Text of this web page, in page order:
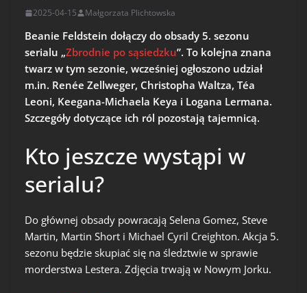
2025-04-15 Małgorzata Plichtowska
Beanie Feldstein dołączy do obsady 5. sezonu
serialu „Zbrodnie po sąsiedzku”. To kolejna znana
twarz w tym sezonie, wcześniej ogłoszono udział
m.in. Renée Zellweger, Christopha Waltza, Téa
Leoni, Keegana-Michaela Keya i Logana Lermana.
Szczegóły dotyczące ich ról pozostają tajemnicą.
Kto jeszcze wystąpi w
serialu?
Do głównej obsady powracają Selena Gomez, Steve
Martin, Martin Short i Michael Cyril Creighton. Akcja 5.
sezonu będzie skupiać się na śledztwie w sprawie
morderstwa Lestera. Zdjęcia trwają w Nowym Jorku.